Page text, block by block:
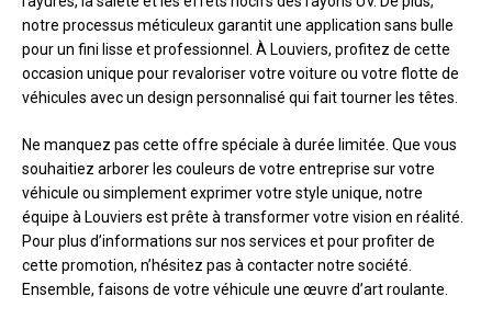
notre processus méticuleux garantit une application sans bulle
pour un fini lisse et professionnel. À Louviers, profitez de cette
occasion unique pour revaloriser votre voiture ou votre flotte de
véhicules avec un design personnalisé qui fait tourner les têtes.
Ne manquez pas cette offre spéciale à durée limitée. Que vous
souhaitiez arborer les couleurs de votre entreprise sur votre
véhicule ou simplement exprimer votre style unique, notre
équipe à Louviers est prête à transformer votre vision en réalité.
Pour plus d’informations sur nos services et pour profiter de
cette promotion, n’hésitez pas à contacter notre société.
Ensemble, faisons de votre véhicule une œuvre d’art roulante.